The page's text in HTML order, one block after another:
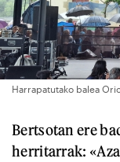
Harrapatutako balea
Bertsotan ere
herritarrak: